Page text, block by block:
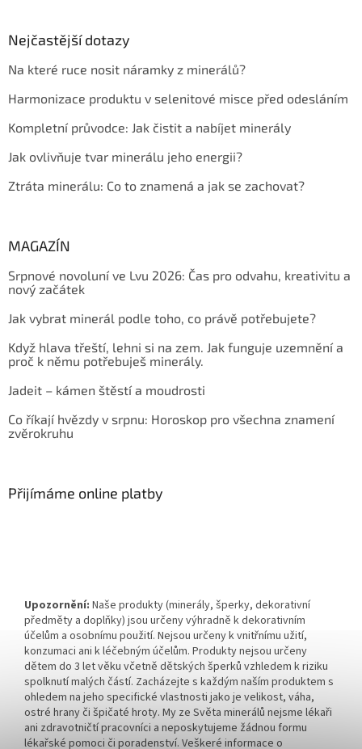
Nejčastější dotazy
Na které ruce nosit náramky z minerálů?
Harmonizace produktu v selenitové misce před odesláním
Kompletní průvodce: Jak čistit a nabíjet minerály
Jak ovlivňuje tvar minerálu jeho energii?
Ztráta minerálu: Co to znamená a jak se zachovat?
MAGAZÍN
Srpnové novoluní ve Lvu 2026: Čas pro odvahu, kreativitu a
nový začátek
Jak vybrat minerál podle toho, co právě potřebujete?
Když hlava třeští, lehni si na zem. Jak funguje uzemnění a
proč k němu potřebuješ minerály.
Jadeit – kámen štěstí a moudrosti
Co říkají hvězdy v srpnu: Horoskop pro všechna znamení
zvěrokruhu
Přijímáme online platby
Upozornění: Naše produkty (minerály, šperky, dekorativní
předměty a doplňky) jsou určeny výhradně k dekorativním
účelům a osobnímu použití. Nejsou určeny k vnitřnímu užití,
konzumaci ani k léčebným účelům. Produkty nejsou určeny
dětem do 3 let věku včetně dětských šperků vzhledem k riziku
spolknutí malých částí. Zacházejte s každým naším produktem s
ohledem na jeho specifické vlastnosti jako je velikost, váha,
ostré hrany či špičaté hroty. My ze Světa minerálů nejsme lékaři
ani zdravotničtí pracovníci a neposkytujeme žádnou formu
lékařské pomoci či poradenství. Veškeré informace o